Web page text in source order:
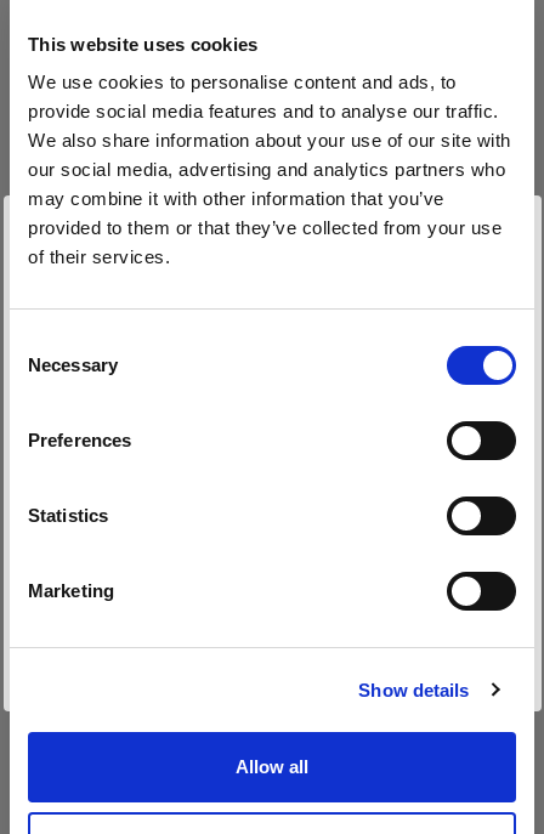
This website uses cookies
We use cookies to personalise content and ads, to
provide social media features and to analyse our traffic.
We also share information about your use of our site with
our social media, advertising and analytics partners who
may combine it with other information that you’ve
provided to them or that they’ve collected from your use
of their services.
Selection
Necessary
Preferences
Statistics
Marketing
Show details
Allow all
Möchten Sie Ihren Standort aktualisieren?
Bulgaria
Sprache
Website besuchen